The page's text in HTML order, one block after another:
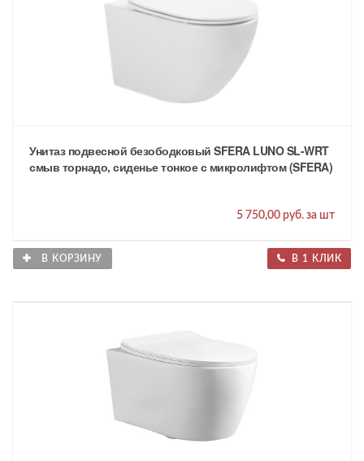
Унитаз подвесной безободковый SFERA LUNO SL-WRT
смыв торнадо, сиденье тонкое с микролифтом (SFERA)
5 750,00 руб. за шт
В КОРЗИНУ В 1 КЛИК